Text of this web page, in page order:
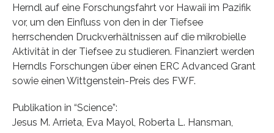
Herndl auf eine Forschungsfahrt vor Hawaii im Pazifik
vor, um den Einfluss von den in der Tiefsee
herrschenden Druckverhältnissen auf die mikrobielle
Aktivität in der Tiefsee zu studieren. Finanziert werden
Herndls Forschungen über einen ERC Advanced Grant
sowie einen Wittgenstein-Preis des FWF.
Publikation in “Science”:
Jesus M. Arrieta, Eva Mayol, Roberta L. Hansman,